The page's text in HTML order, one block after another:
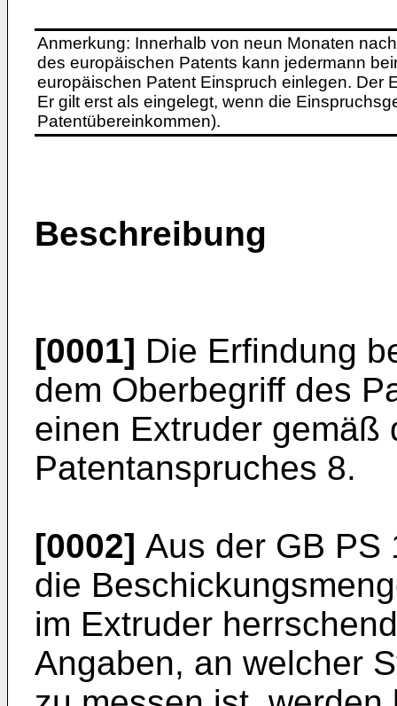
Anmerkung: Innerhalb von neun Monaten
des europäischen Patents kann jedermann
europäischen Patent Einspruch einlegen. Der
Er gilt erst als eingelegt, wenn die
Patentübereinkommen).
Beschreibung
[0001] Die Erfindung
dem Oberbegriff des
einen Extruder gemäß
Patentanspruches 8.
[0002] Aus der GB PS
die
im Extruder
Angaben, an welcher